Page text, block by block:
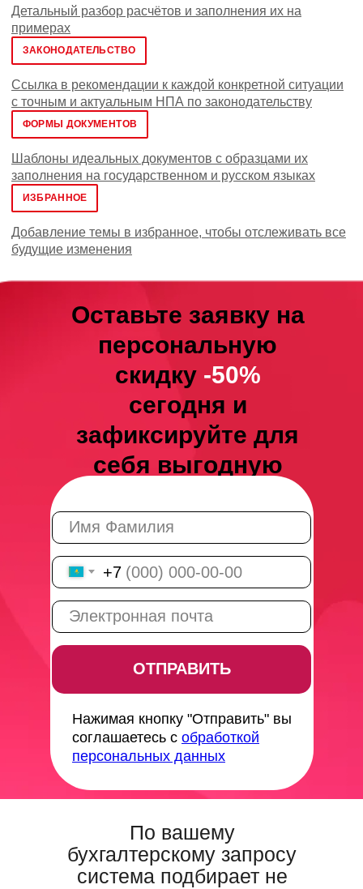
Детальный разбор расчётов и заполнения их на
примерах
ЗАКОНОДАТЕЛЬСТВО
Ссылка в рекомендации к каждой конкретной ситуации
с точным и актуальным НПА по законодательству
ФОРМЫ ДОКУМЕНТОВ
Шаблоны идеальных документов с образцами их
заполнения на государственном и русском языках
ИЗБРАННОЕ
Добавление темы в избранное, чтобы отслеживать все
будущие изменения
Оставьте заявку на
персональную
скидку -50%
сегодня и
зафиксируйте для
себя выгодную
Нажимая кнопку "Отправить" вы
соглашаетесь с обработкой
персональных данных
+7
ОТПРАВИТЬ
По вашему
бухгалтерскому запросу
система подбирает не